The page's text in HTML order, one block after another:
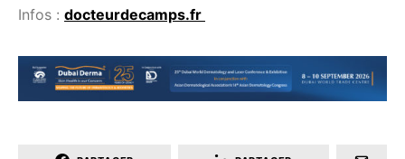
Infos : docteurdecamps.fr